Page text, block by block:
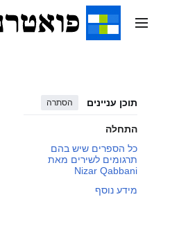
תפריט ראשי
תוכן עניינים הסתרה
התחלה
כל הספרים שיש בהם
תרגומים לשירים מאת
Nizar Qabbani
מידע נוסף